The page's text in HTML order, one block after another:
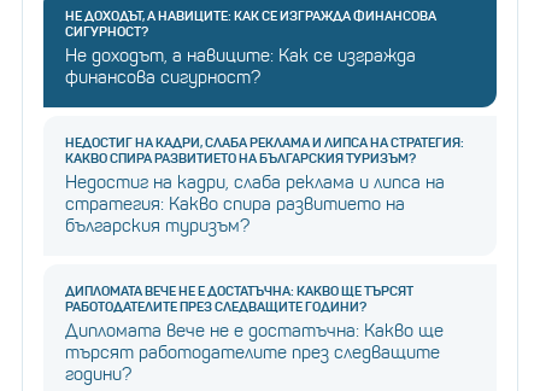
НЕ ДОХОДЪТ, А НАВИЦИТЕ: КАК СЕ ИЗГРАЖДА ФИНАНСОВА
СИГУРНОСТ?
Не доходът, а навиците: Как се изгражда
финансова сигурност?
НЕДОСТИГ НА КАДРИ, СЛАБА РЕКЛАМА И ЛИПСА НА СТРАТЕГИЯ:
КАКВО СПИРА РАЗВИТИЕТО НА БЪЛГАРСКИЯ ТУРИЗЪМ?
Недостиг на кадри, слаба реклама и липса на
стратегия: Какво спира развитието на
българския туризъм?
ДИПЛОМАТА ВЕЧЕ НЕ Е ДОСТАТЪЧНА: КАКВО ЩЕ ТЪРСЯТ
РАБОТОДАТЕЛИТЕ ПРЕЗ СЛЕДВАЩИТЕ ГОДИНИ?
Дипломата вече не е достатъчна: Какво ще
търсят работодателите през следващите
години?